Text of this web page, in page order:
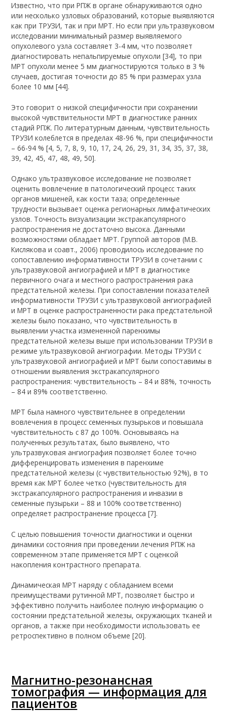
Известно, что при РПЖ в органе обнаруживаются одно
или несколько узловых образований, которые выявляются
как при ТРУЗИ, так и при МРТ. Но если при ультразвуковом
исследовании минимальный размер выявляемого
опухолевого узла составляет 3-4 мм, что позволяет
диагностировать непальпируемые опухоли [34], то при
МРТ опухоли менее 5 мм диагностируются только в 3 %
случаев, достигая точности до 85 % при размерах узла
более 10 мм [44].
Это говорит о низкой специфичности при сохранении
высокой чувствительности МРТ в диагностике ранних
стадий РПЖ. По литературным данным, чувствительность
ТРУЗИ колеблется в пределах 48-96 %, при специфичности
– 66-94 % [4, 5, 7, 8, 9, 10, 17, 24, 26, 29, 31, 34, 35, 37, 38,
39, 42, 45, 47, 48, 49, 50].
Однако ультразвуковое исследование не позволяет
оценить вовлечение в патологический процесс таких
органов мишеней, как кости таза; определенные
трудности вызывает оценка регионарных лимфатических
узлов. Точность визуализации экстракапсулярного
распространения не достаточно высока. Данными
возможностями обладает МРТ. Группой авторов (М.В.
Кислякова и соавт., 2006) проводилось исследование по
сопоставлению информативности ТРУЗИ в сочетании с
ультразвуковой ангиографией и МРТ в диагностике
первичного очага и местного распространения рака
предстательной железы. При сопоставлении показателей
информативности ТРУЗИ с ультразвуковой ангиографией
и МРТ в оценке распространенности рака предстательной
железы было показано, что чувствительность в
выявлении участка измененной паренхимы
предстательной железы выше при использовании ТРУЗИ в
режиме ультразвуковой ангиографии. Методы ТРУЗИ с
ультразвуковой ангиографией и МРТ были сопоставимы в
отношении выявления экстракапсулярного
распространения: чувствительность – 84 и 88%, точность
– 84 и 89% соответственно.
МРТ была намного чувствительнее в определении
вовлечения в процесс семенных пузырьков и повышала
чувствительность с 87 до 100%. Основываясь на
полученных результатах, было выявлено, что
ультразвуковая ангиография позволяет более точно
дифференцировать изменения в паренхиме
предстательной железы (с чувствительностью 92%), в то
время как МРТ более четко (чувствительность для
экстракапсулярного распространения и инвазии в
семенные пузырьки – 88 и 100% соответственно)
определяет распространение процесса [7].
С целью повышения точности диагностики и оценки
динамики состояния при проведении лечения РПЖ на
современном этапе применяется МРТ с оценкой
накопления контрастного препарата.
Динамическая МРТ наряду с обладанием всеми
преимуществами рутинной МРТ, позволяет быстро и
эффективно получить наиболее полную информацию о
состоянии предстательной железы, окружающих тканей и
органов, а также при необходимости использовать ее
ретроспективно в полном объеме [20].
Магнитно-резонансная
томография — информация для
пациентов